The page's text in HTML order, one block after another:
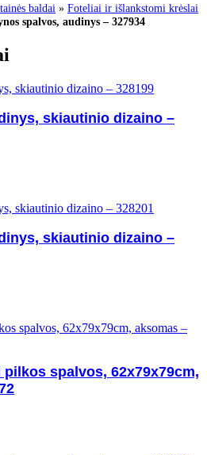
baldai » Foteliai ir išlankstomi krėslai
spalvos, audinys – 327934
skiautinio dizaino –
skiautinio dizaino –
spalvos, 62x79x79cm,